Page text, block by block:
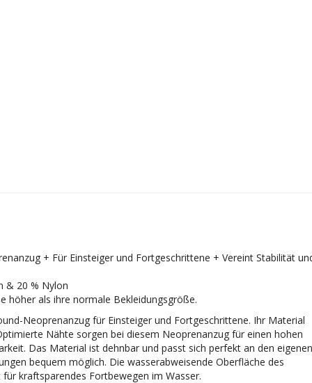
+ Für Einsteiger und Fortgeschrittene + Vereint Stabilität
& 20 % Nylon
höher als ihre normale Bekleidungsgröße.
Neoprenanzug für Einsteiger und Fortgeschrittene. Ihr Material
Nähte sorgen bei diesem Neoprenanzug für einen hohen
Das Material ist dehnbar und passt sich perfekt an den eigenen
bequem möglich. Die wasserabweisende Oberfläche des
kraftsparendes Fortbewegen im Wasser.